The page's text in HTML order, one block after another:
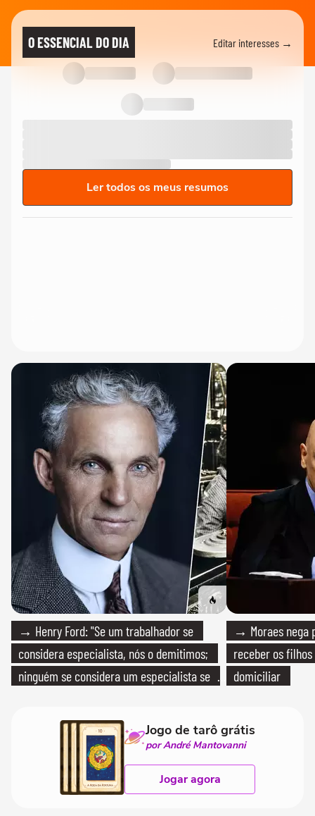
O ESSENCIAL DO DIA Editar interesses →
Ler todos os meus resumos
→ Henry Ford: "Se um trabalhador se
considera especialista, nós o demitimos;
ninguém se considera um especialista se
→ Moraes nega
receber os filhos
domiciliar
Jogo de tarô grátis
por André Mantovanni
Jogar agora